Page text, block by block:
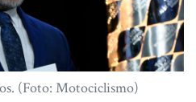
(Foto: Motociclismo)